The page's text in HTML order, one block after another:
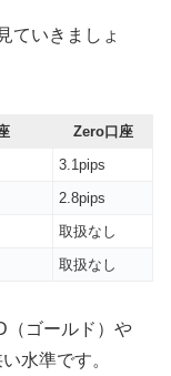
ていきましょ
Zero口座
3.1pips
2.8pips
取扱なし
取扱なし
（ゴールド）や
水準です。